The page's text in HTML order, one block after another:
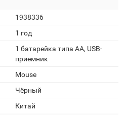
1938336
1 год
1 батарейка типа AA, USB-
приемник
Mouse
Чёрный
Китай